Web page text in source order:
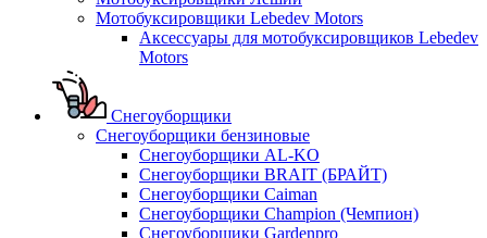
Мотобуксировщики Lebedev Motors
Аксессуары для мотобуксировщиков Lebedev
Motors
Снегоуборщики
Снегоуборщики бензиновые
Снегоуборщики AL-KO
Снегоуборщики BRAIT (БРАЙТ)
Снегоуборщики Caiman
Снегоуборщики Champion (Чемпион)
Снегоуборщики Gardenpro